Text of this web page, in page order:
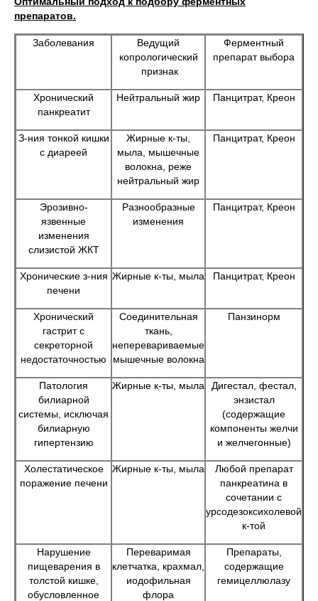
препаратов.
Заболевания
Ведущий
копрологический
признак
Ферментный
препарат выбора
Хронический
панкреатит
Нейтральный жир Панцитрат, Креон
З-ния тонкой кишки
с диареей
Жирные к-ты,
мыла, мышечные
волокна, реже
нейтральный жир
Панцитрат, Креон
Эрозивно-
язвенные
изменения
слизистой ЖКТ
Разнообразные
изменения
Панцитрат, Креон
Хронические з-ния
печени
Жирные к-ты, мыла Панцитрат, Креон
Хронический
гастрит с
секреторной
недостаточностью
Соединительная
ткань,
неперевариваемые
мышечные волокна
Панзинорм
Патология
билиарной
системы, исключая
билиарную
гипертензию
Жирные к-ты, мыла
Дигестал, фестал,
энзистал
(содержащие
компоненты желчи
и желчегонные)
Холестатическое
поражение печени
Жирные к-ты, мыла
Любой препарат
панкреатина в
сочетании с
урсодезоксихолевой
к-той
Нарушение
пищеварения в
толстой кишке,
обусловленное
Переваримая
клетчатка, крахмал,
иодофильная
флора
Препараты,
содержащие
гемицеллюлазу